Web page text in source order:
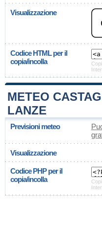
Visualizzazione
Codice HTML per il
copia/incolla
METEO
LANZE
Previsioni meteo
Visualizzazione
Codice PHP per il
copia/incolla